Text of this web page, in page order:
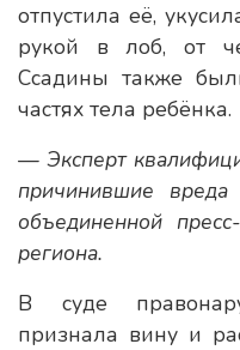
отпустила её,
рукой в лоб, от
Ссадины также
частях тела ребёнка.
— Эксперт
причинившие
объединенной
региона.
В суде
признала вину и